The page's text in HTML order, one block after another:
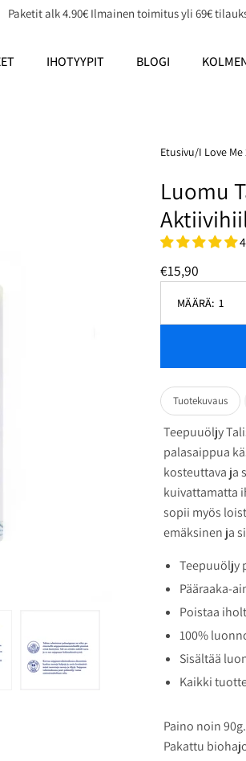
Paketit alk 4.90€ Ilmainen toimitus yli 69€
IHOTYYPIT BLOGI
Etusivu/I Love
Luomu
€15,90
MÄÄRÄ: 1
Vähennä
Tuotekuvaus
Teepuuöljy
palasaippua
kosteuttava ja
kuivattamatta
sopii myös
emäksinen ja
Teepuuöljy
Pääraaka-
Poistaa
100%
Sisältää
Kaikki
Paino noin 90g.
Pakattu